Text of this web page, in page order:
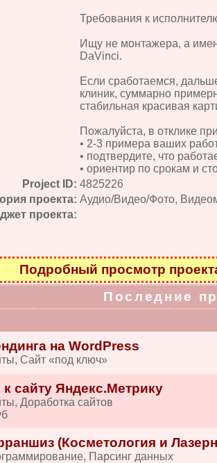
Требования к
Ищу не монтажера, а
DaVinci.
Если сработаемся,
клиник, суммарно
стабильная красивая
Пожалуйста, в отклике
• 2-3 примера ваших
• подтвердите, что
• ориентир по срокам и
Project ID: 4825226
проекта: Аудио/Видео/Фото,
проекта:
Подробный просмотр
Последние
на WordPress
Сайт «под ключ»
сайту Яндекс.Метрику
Доработка сайтов
(Косметология и
Парсинг данных